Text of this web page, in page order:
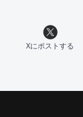
Xにポストする